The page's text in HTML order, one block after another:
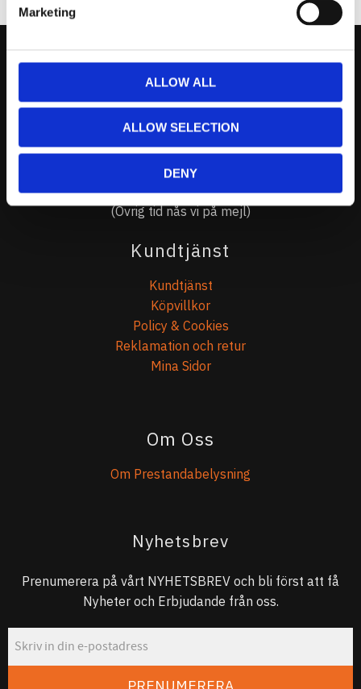
Marketing
ALLOW ALL
ALLOW SELECTION
DENY
Kontakta Oss
support@prestandabelysning.se
0738-343536
Måndag - Fredag 10.00-12.00
(Övrig tid nås vi på mejl)
Kundtjänst
Kundtjänst
Köpvillkor
Policy & Cookies
Reklamation och retur
Mina Sidor
Om Oss
Om Prestandabelysning
Nyhetsbrev
Prenumerera på vårt NYHETSBREV och bli först att få
Nyheter och Erbjudande från oss.